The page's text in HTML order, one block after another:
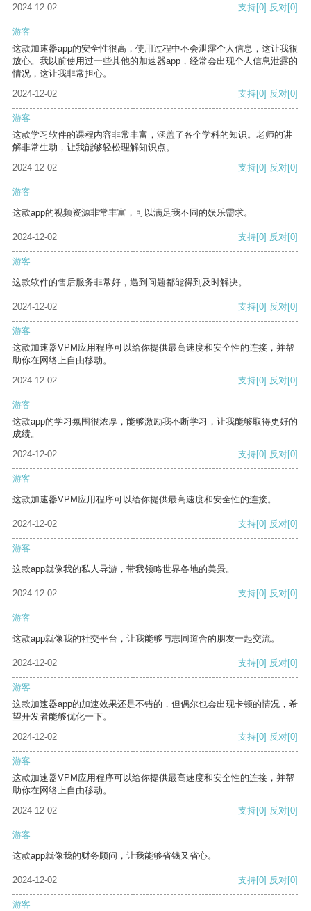
2024-12-02 支持[0] 反对[0]
游客
这款加速器app的安全性很高，使用过程中不会泄露个人信息，这让我很
放心。我以前使用过一些其他的加速器app，经常会出现个人信息泄露的
情况，这让我非常担心。
2024-12-02
支持[0] 反对[0]
游客
这款学习软件的课程内容非常丰富，涵盖了各个学科的知识。老师的讲
解非常生动，让我能够轻松理解知识点。
2024-12-02
支持[0] 反对[0]
游客
这款app的视频资源非常丰富，可以满足我不同的娱乐需求。
2024-12-02 支持[0] 反对[0]
游客
这款软件的售后服务非常好，遇到问题都能得到及时解决。
2024-12-02 支持[0] 反对[0]
游客
这款加速器VPM应用程序可以给你提供最高速度和安全性的连接，并帮
助你在网络上自由移动。
2024-12-02
支持[0] 反对[0]
游客
这款app的学习氛围很浓厚，能够激励我不断学习，让我能够取得更好的
成绩。
2024-12-02
支持[0] 反对[0]
游客
这款加速器VPM应用程序可以给你提供最高速度和安全性的连接。
2024-12-02 支持[0] 反对[0]
游客
这款app就像我的私人导游，带我领略世界各地的美景。
2024-12-02 支持[0] 反对[0]
游客
这款app就像我的社交平台，让我能够与志同道合的朋友一起交流。
2024-12-02 支持[0] 反对[0]
游客
这款加速器app的加速效果还是不错的，但偶尔也会出现卡顿的情况，希
望开发者能够优化一下。
2024-12-02
支持[0] 反对[0]
游客
这款加速器VPM应用程序可以给你提供最高速度和安全性的连接，并帮
助你在网络上自由移动。
2024-12-02
支持[0] 反对[0]
游客
这款app就像我的财务顾问，让我能够省钱又省心。
2024-12-02 支持[0] 反对[0]
游客